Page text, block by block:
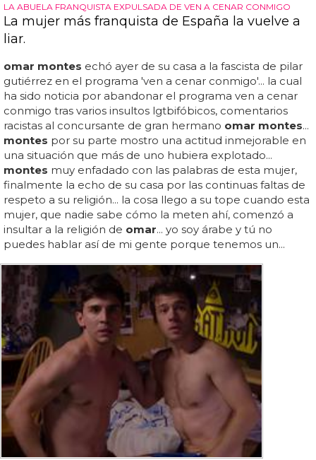
LA ABUELA FRANQUISTA EXPULSADA DE VEN A CENAR CONMIGO
La mujer más franquista de España la vuelve a
liar.
omar montes echó ayer de su casa a la fascista de pilar
gutiérrez en el programa 'ven a cenar conmigo'... la cual
ha sido noticia por abandonar el programa ven a cenar
conmigo tras varios insultos lgtbifóbicos, comentarios
racistas al concursante de gran hermano omar montes...
montes por su parte mostro una actitud inmejorable en
una situación que más de uno hubiera explotado...
montes muy enfadado con las palabras de esta mujer,
finalmente la echo de su casa por las continuas faltas de
respeto a su religión... la cosa llego a su tope cuando esta
mujer, que nadie sabe cómo la meten ahí, comenzó a
insultar a la religión de omar... yo soy árabe y tú no
puedes hablar así de mi gente porque tenemos un...